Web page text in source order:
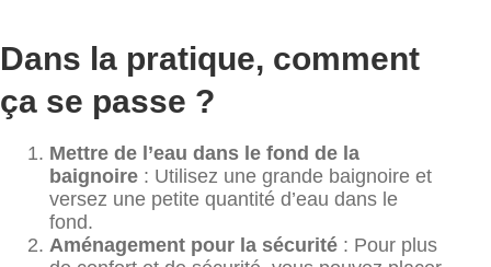
Dans la pratique, comment
ça se passe ?
Mettre de l’eau dans le fond de la
baignoire : Utilisez une grande baignoire et
versez une petite quantité d’eau dans le
fond.
Aménagement pour la sécurité : Pour plus